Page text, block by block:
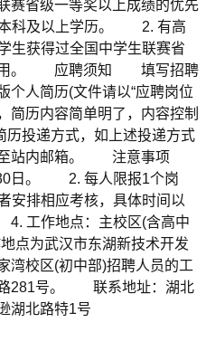
赛省级一等奖以上成绩的优先
及以上学历。 2. 有高
获得过全国中学生联赛省
录用。 应聘须知 填写招聘
个人简历(文件请以“应聘岗位
简历内容简单明了，内容控制
投递方式，如上述投递方式
至站内邮箱。 注意事项
30日。 2. 每人限报1个岗
排相应考核，具体时间以
工作地点：主校区(含高中
点为武汉市东湖新技术开发
校区(初中部)招聘人员的工
路281号。 联系地址：湖北
湖北路特1号